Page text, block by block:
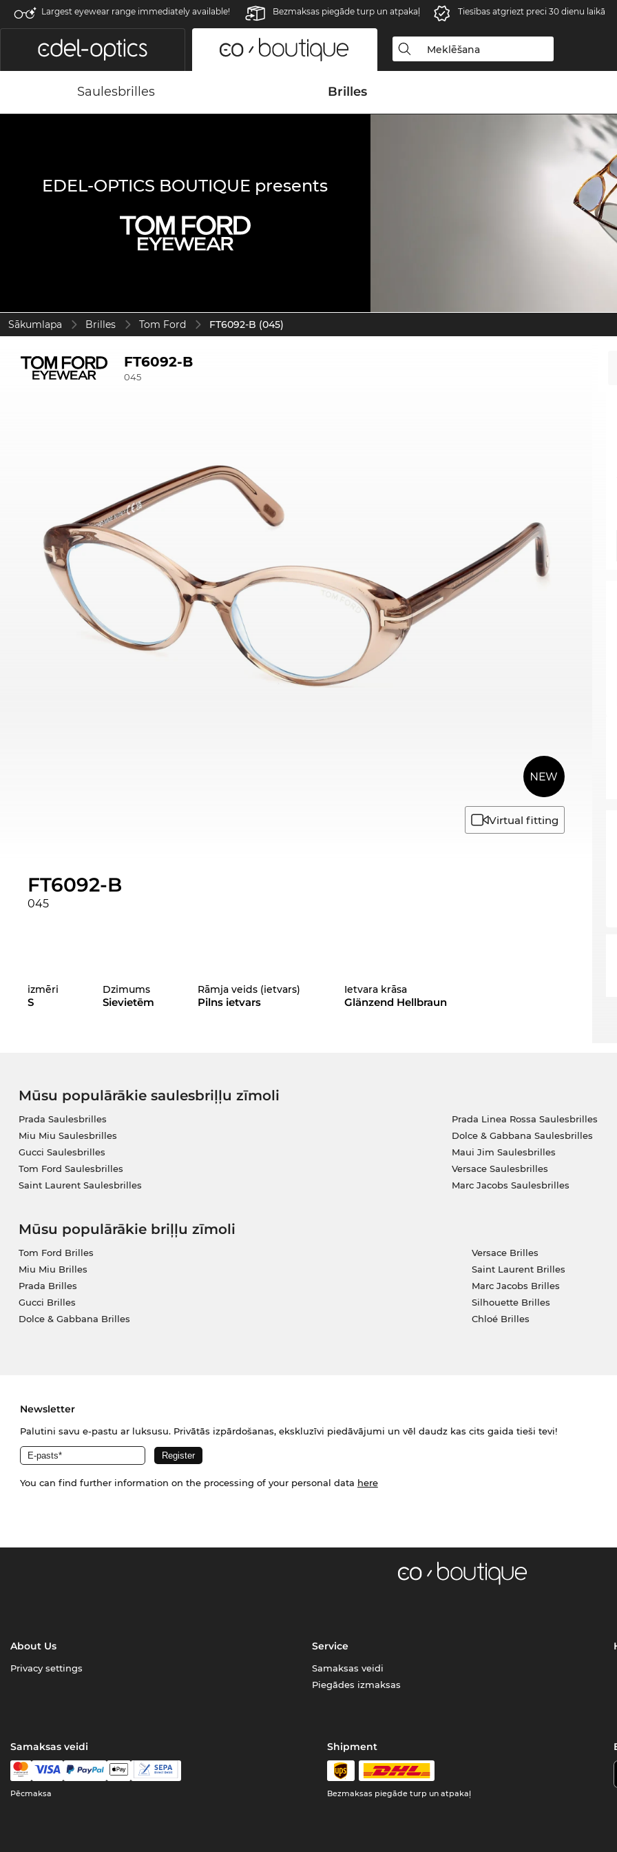
Largest eyewear range immediately available! Bezmaksas piegāde turp un atpakaļ Tiesības atgriezt preci 30 dienu laikā
Saulesbrilles Brilles
EDEL-OPTICS BOUTIQUE presents
Sākumlapa Brilles Tom Ford FT6092-B (045)
FT6092-B
045
Virtual fitting
FT6092-B
045
izmēri
S
Dzimums
Sievietēm
Rāmja veids (ietvars)
Pilns ietvars
Ietvara krāsa
Glänzend Hellbraun
Mūsu populārākie saulesbriļļu zīmoli
Prada Saulesbrilles
Miu Miu Saulesbrilles
Gucci Saulesbrilles
Tom Ford Saulesbrilles
Saint Laurent Saulesbrilles
Prada Linea Rossa Saulesbrilles
Dolce & Gabbana Saulesbrilles
Maui Jim Saulesbrilles
Versace Saulesbrilles
Marc Jacobs Saulesbrilles
Mūsu populārākie briļļu zīmoli
Tom Ford Brilles
Miu Miu Brilles
Prada Brilles
Gucci Brilles
Dolce & Gabbana Brilles
Versace Brilles
Saint Laurent Brilles
Marc Jacobs Brilles
Silhouette Brilles
Chloé Brilles
Newsletter
Palutini savu e-pastu ar luksusu. Privātās izpārdošanas, ekskluzīvi piedāvājumi un vēl daudz kas cits gaida tieši tevi!
You can find further information on the processing of your personal data here
About Us
Privacy settings
Service
Samaksas veidi
Piegādes izmaksas
Samaksas veidi
Pēcmaksa
Shipment
Bezmaksas piegāde turp un atpakaļ